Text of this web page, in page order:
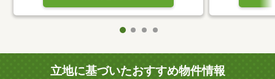
立地に基づいたおすすめ物件情報